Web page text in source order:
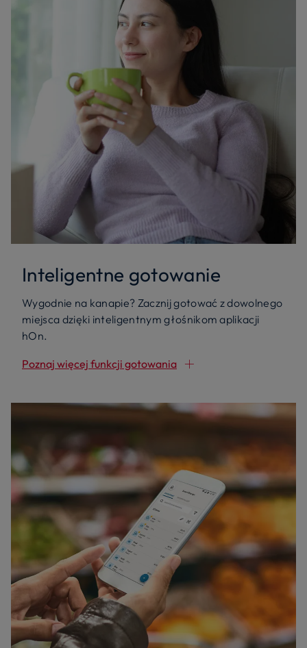
Inteligentne gotowanie
Wygodnie na kanapie? Zacznij gotować z dowolnego
miejsca dzięki inteligentnym głośnikom aplikacji
hOn.
Poznaj więcej funkcji gotowania